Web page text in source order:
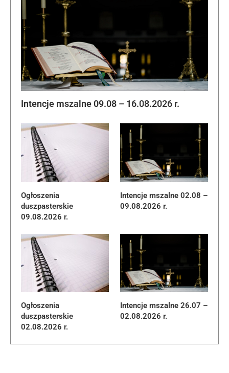
Intencje mszalne 09.08 – 16.08.2026 r.
Ogłoszenia
duszpasterskie
09.08.2026 r.
Intencje mszalne 02.08 –
09.08.2026 r.
Ogłoszenia
duszpasterskie
02.08.2026 r.
Intencje mszalne 26.07 –
02.08.2026 r.